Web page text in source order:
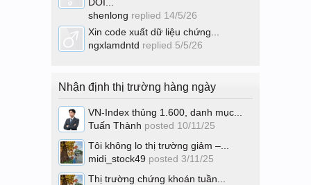
shenlong replied 14/5/26
Xin code xuất dữ liệu chứng...
ngxlamdntd replied 5/5/26
Nhận định thị trường hàng ngày
VN-Index thủng 1.600, danh mục...
Tuấn Thành posted 10/11/25
Tôi không lo thị trường giảm –...
midi_stock49 posted 3/11/25
Thị trường chứng khoán tuần...